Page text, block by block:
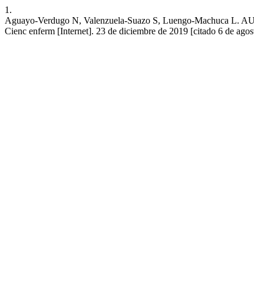
1.
Aguayo-Verdugo N, Valenzuela-Suazo S, Luengo-Machuca
Cienc enferm [Internet]. 23 de diciembre de 2019 [citado 6 de